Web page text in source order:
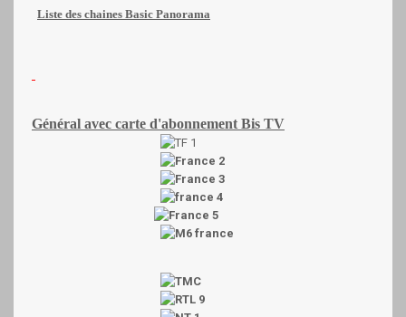
Liste des chaines Basic Panorama
Général avec carte d'abonnement Bis TV